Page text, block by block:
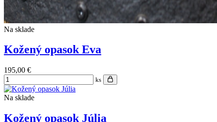
Na sklade
Kožený opasok Eva
195,00 €
ks
Na sklade
Kožený opasok Júlia